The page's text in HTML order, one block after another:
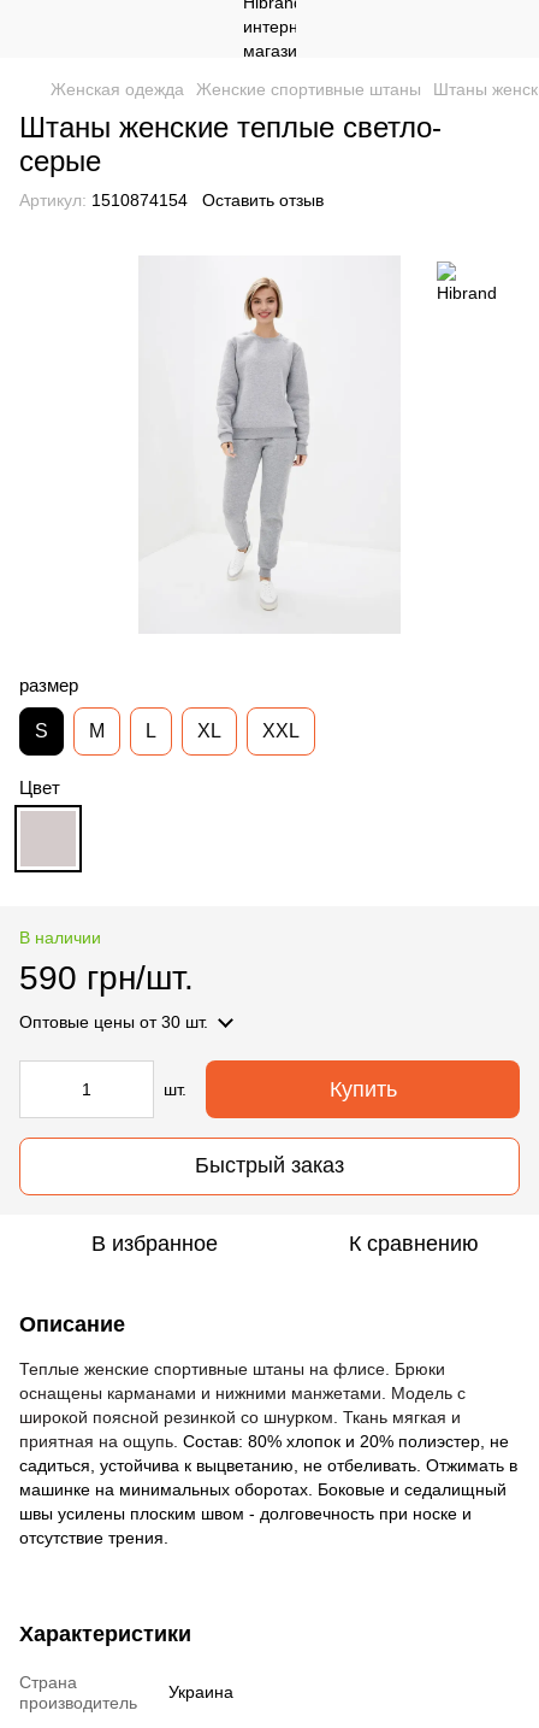
Женская одежда Женские спортивные штаны Штаны
Штаны женские теплые светло-
серые
Артикул: 1510874154 Оставить отзыв
размер
S M L XL XXL
Цвет
В наличии
590 грн/шт.
Оптовые цены от 30 шт.
шт. Купить
Быстрый заказ
В избранное К сравнению
Описание
Теплые женские спортивные штаны на флисе. Брюки
оснащены карманами и нижними манжетами. Модель с
широкой поясной резинкой co шнурком. Ткань мягкая и
приятная на ощупь. Cостав: 80% хлопок и 20% полиэстер, не
садиться, устойчива к выцветанию, не отбеливать. Отжимать в
машинке на минимальных оборотах. Боковые и седалищный
швы усилены плоским швом - долговечность при носке и
отсутствие трения.
Характеристики
Страна
производитель
Украина